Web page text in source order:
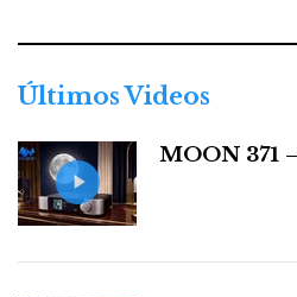
r
i
s
Últimos Videos
MOON 371